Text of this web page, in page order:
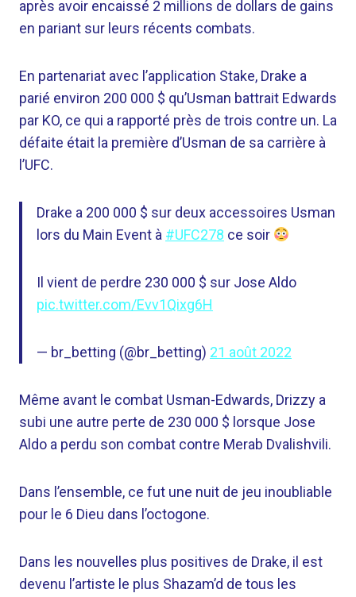
après avoir encaissé 2 millions de dollars de gains
en pariant sur leurs récents combats.
En partenariat avec l’application Stake, Drake a
parié environ 200 000 $ qu’Usman battrait Edwards
par KO, ce qui a rapporté près de trois contre un. La
défaite était la première d’Usman de sa carrière à
l’UFC.
Drake a 200 000 $ sur deux accessoires Usman
lors du Main Event à #UFC278 ce soir
Il vient de perdre 230 000 $ sur Jose Aldo
pic.twitter.com/Evv1Qixg6H
— br_betting (@br_betting) 21 août 2022
Même avant le combat Usman-Edwards, Drizzy a
subi une autre perte de 230 000 $ lorsque Jose
Aldo a perdu son combat contre Merab Dvalishvili.
Dans l’ensemble, ce fut une nuit de jeu inoubliable
pour le 6 Dieu dans l’octogone.
Dans les nouvelles plus positives de Drake, il est
devenu l’artiste le plus Shazam’d de tous les